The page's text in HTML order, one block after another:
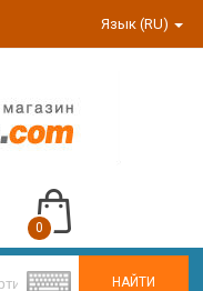
Язык (RU)
НАЙТИ
0